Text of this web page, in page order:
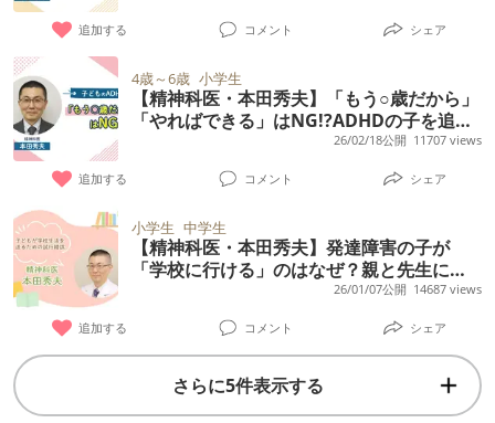
追加する コメント シェア
4歳～6歳 小学生
【精神科医・本田秀夫】「もう○歳だから」
「やればできる」はNG!?ADHDの子を追い
詰める年齢基準と120%の要求26/02/18公開 11707 views
追加する コメント シェア
小学生 中学生
【精神科医・本田秀夫】発達障害の子が
「学校に行ける」のはなぜ？親と先生に必
26/01/07公開 14687 views
追加する コメント シェア
さらに5件表示する